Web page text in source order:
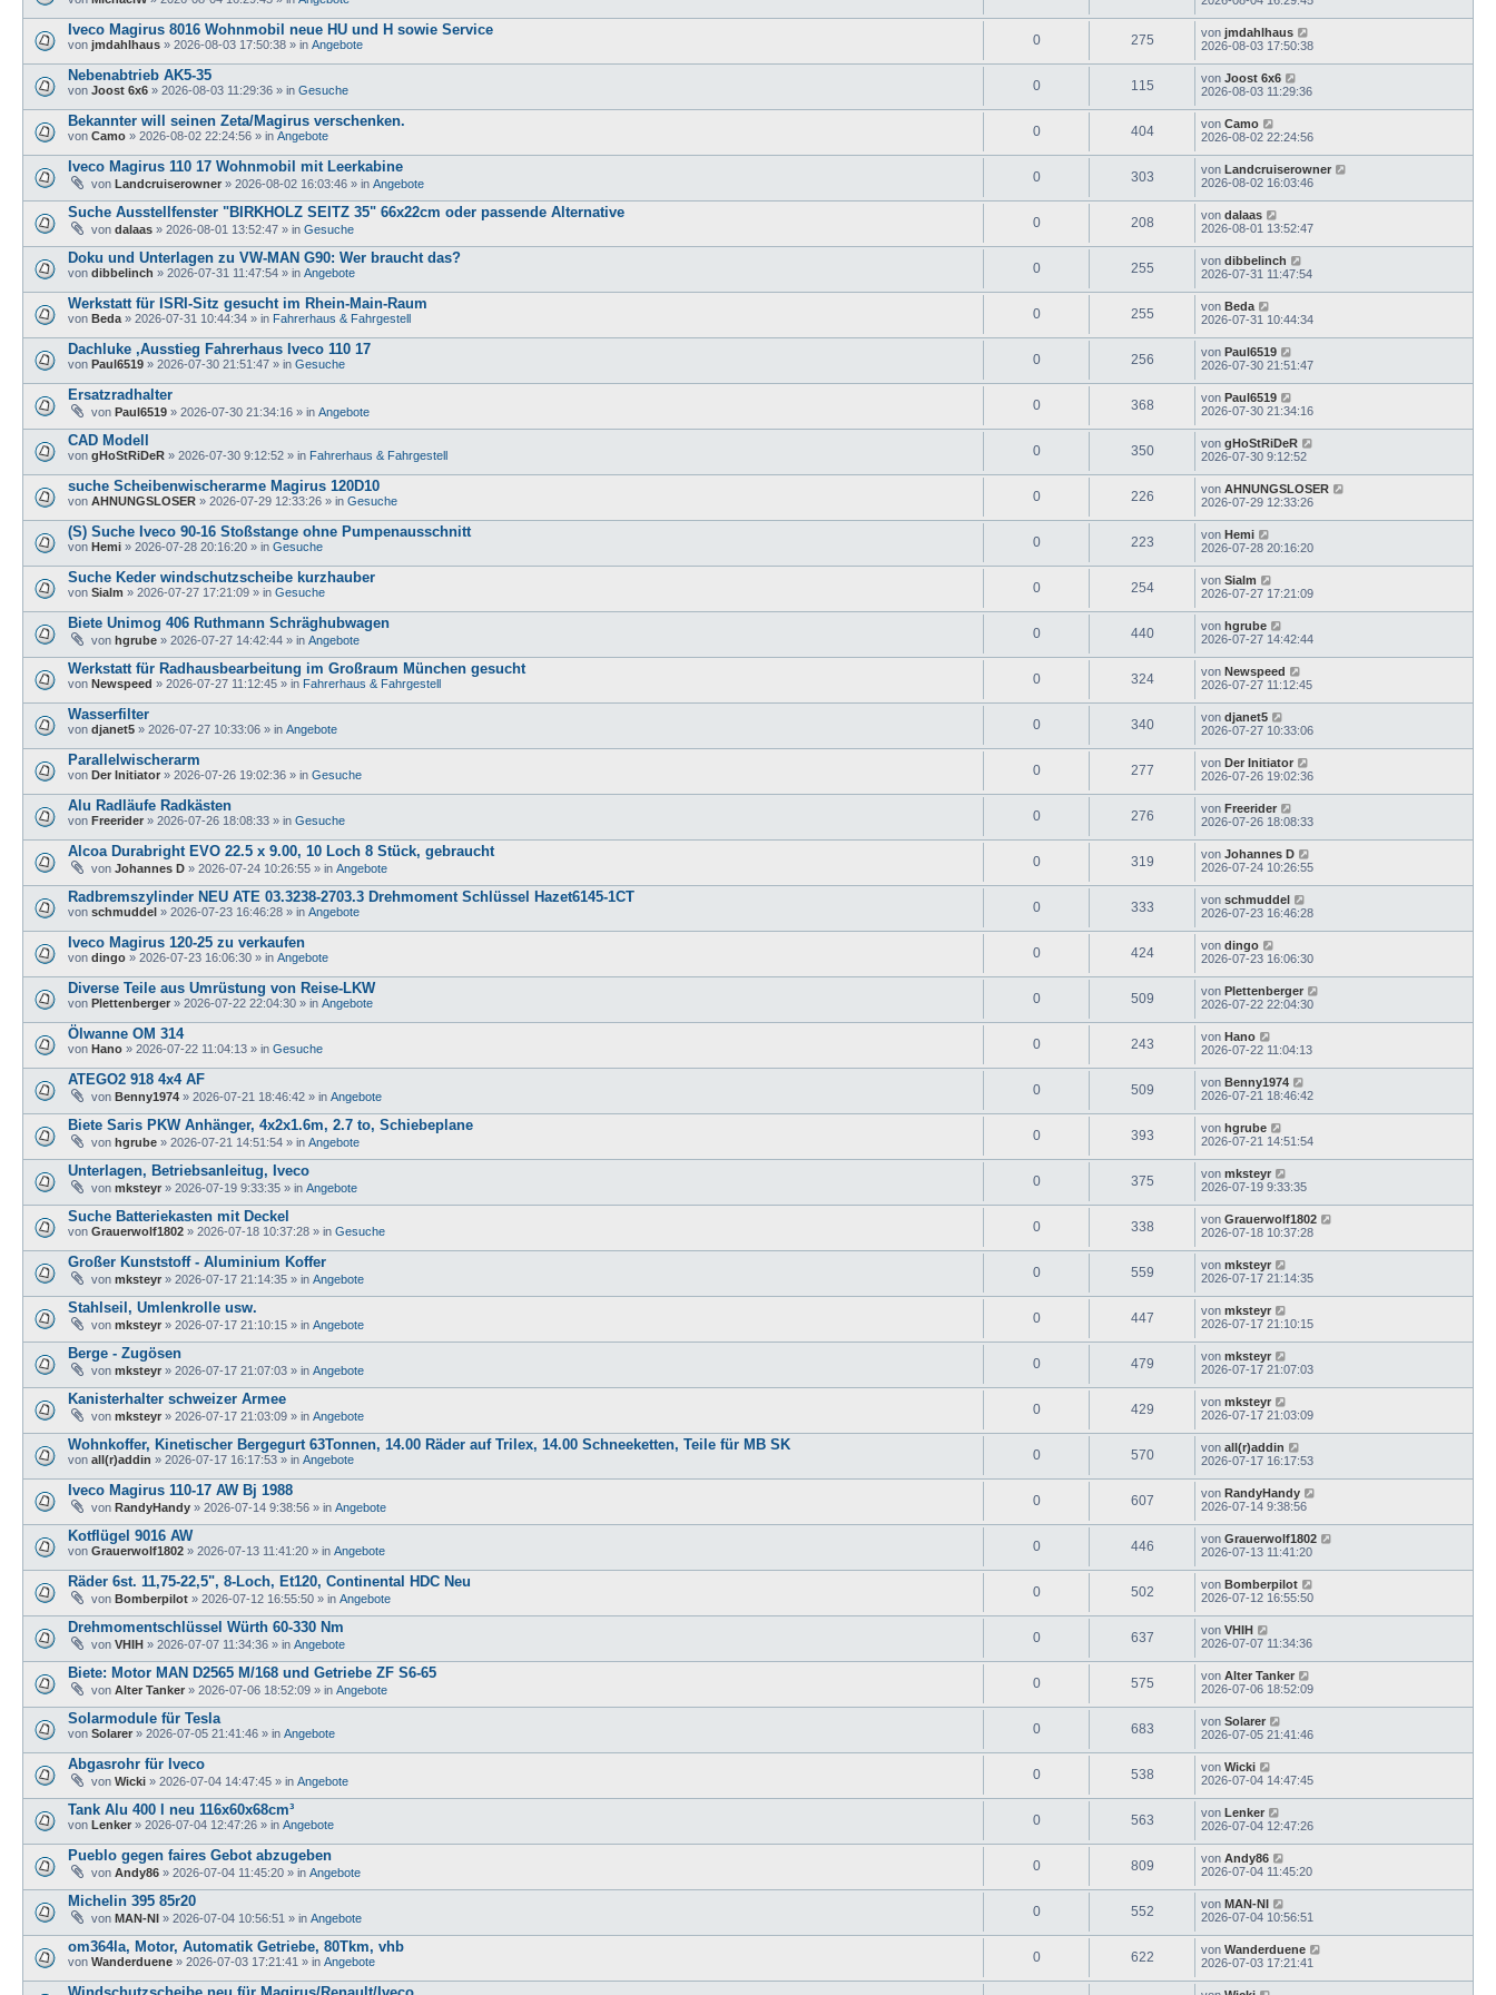
Iveco Magirus 8016 Wohnmobil neue HU und H sowie Service
von jmdahlhaus » 2026-08-03 17:50:38 » in Angebote 0 275 von jmdahlhaus
2026-08-03 17:50:38
Nebenabtrieb AK5-35
von Joost 6x6 » 2026-08-03 11:29:36 » in Gesuche 0 115 von Joost 6x6
2026-08-03 11:29:36
Bekannter will seinen Zeta/Magirus verschenken.
von Camo » 2026-08-02 22:24:56 » in Angebote 0 404 von Camo
2026-08-02 22:24:56
Iveco Magirus 110 17 Wohnmobil mit Leerkabine
von Landcruiserowner » 2026-08-02 16:03:46 » in Angebote 0 303 von Landcruiserowner
2026-08-02 16:03:46
Suche Ausstellfenster "BIRKHOLZ SEITZ 35" 66x22cm oder passende Alternative
von dalaas » 2026-08-01 13:52:47 » in Gesuche 0 208 von dalaas
2026-08-01 13:52:47
Doku und Unterlagen zu VW-MAN G90: Wer braucht das?
von dibbelinch » 2026-07-31 11:47:54 » in Angebote 0 255 von dibbelinch
2026-07-31 11:47:54
Werkstatt für ISRI-Sitz gesucht im Rhein-Main-Raum
von Beda » 2026-07-31 10:44:34 » in Fahrerhaus & Fahrgestell 0 255 von Beda
2026-07-31 10:44:34
Dachluke ,Ausstieg Fahrerhaus Iveco 110 17
von Paul6519 » 2026-07-30 21:51:47 » in Gesuche 0 256 von Paul6519
2026-07-30 21:51:47
Ersatzradhalter
von Paul6519 » 2026-07-30 21:34:16 » in Angebote 0 368 von Paul6519
2026-07-30 21:34:16
CAD Modell
von gHoStRiDeR » 2026-07-30 9:12:52 » in Fahrerhaus & Fahrgestell 0 350 von gHoStRiDeR
2026-07-30 9:12:52
suche Scheibenwischerarme Magirus 120D10
von AHNUNGSLOSER » 2026-07-29 12:33:26 » in Gesuche 0 226 von AHNUNGSLOSER
2026-07-29 12:33:26
(S) Suche Iveco 90-16 Stoßstange ohne Pumpenausschnitt
von Hemi » 2026-07-28 20:16:20 » in Gesuche 0 223 von Hemi
2026-07-28 20:16:20
Suche Keder windschutzscheibe kurzhauber
von Sialm » 2026-07-27 17:21:09 » in Gesuche 0 254 von Sialm
2026-07-27 17:21:09
Biete Unimog 406 Ruthmann Schräghubwagen
von hgrube » 2026-07-27 14:42:44 » in Angebote 0 440 von hgrube
2026-07-27 14:42:44
Werkstatt für Radhausbearbeitung im Großraum München gesucht
von Newspeed » 2026-07-27 11:12:45 » in Fahrerhaus & Fahrgestell 0 324 von Newspeed
2026-07-27 11:12:45
Wasserfilter
von djanet5 » 2026-07-27 10:33:06 » in Angebote 0 340 von djanet5
2026-07-27 10:33:06
Parallelwischerarm
von Der Initiator » 2026-07-26 19:02:36 » in Gesuche 0 277 von Der Initiator
2026-07-26 19:02:36
Alu Radläufe Radkästen
von Freerider » 2026-07-26 18:08:33 » in Gesuche 0 276 von Freerider
2026-07-26 18:08:33
Alcoa Durabright EVO 22.5 x 9.00, 10 Loch 8 Stück, gebraucht
von Johannes D » 2026-07-24 10:26:55 » in Angebote 0 319 von Johannes D
2026-07-24 10:26:55
Radbremszylinder NEU ATE 03.3238-2703.3 Drehmoment Schlüssel Hazet6145-1CT
von schmuddel » 2026-07-23 16:46:28 » in Angebote 0 333 von schmuddel
2026-07-23 16:46:28
Iveco Magirus 120-25 zu verkaufen
von dingo » 2026-07-23 16:06:30 » in Angebote 0 424 von dingo
2026-07-23 16:06:30
Diverse Teile aus Umrüstung von Reise-LKW
von Plettenberger » 2026-07-22 22:04:30 » in Angebote 0 509 von Plettenberger
2026-07-22 22:04:30
Ölwanne OM 314
von Hano » 2026-07-22 11:04:13 » in Gesuche 0 243 von Hano
2026-07-22 11:04:13
ATEGO2 918 4x4 AF
von Benny1974 » 2026-07-21 18:46:42 » in Angebote 0 509 von Benny1974
2026-07-21 18:46:42
Biete Saris PKW Anhänger, 4x2x1.6m, 2.7 to, Schiebeplane
von hgrube » 2026-07-21 14:51:54 » in Angebote 0 393 von hgrube
2026-07-21 14:51:54
Unterlagen, Betriebsanleitug, Iveco
von mksteyr » 2026-07-19 9:33:35 » in Angebote 0 375 von mksteyr
2026-07-19 9:33:35
Suche Batteriekasten mit Deckel
von Grauerwolf1802 » 2026-07-18 10:37:28 » in Gesuche 0 338 von Grauerwolf1802
2026-07-18 10:37:28
Großer Kunststoff - Aluminium Koffer
von mksteyr » 2026-07-17 21:14:35 » in Angebote 0 559 von mksteyr
2026-07-17 21:14:35
Stahlseil, Umlenkrolle usw.
von mksteyr » 2026-07-17 21:10:15 » in Angebote 0 447 von mksteyr
2026-07-17 21:10:15
Berge - Zugösen
von mksteyr » 2026-07-17 21:07:03 » in Angebote 0 479 von mksteyr
2026-07-17 21:07:03
Kanisterhalter schweizer Armee
von mksteyr » 2026-07-17 21:03:09 » in Angebote 0 429 von mksteyr
2026-07-17 21:03:09
Wohnkoffer, Kinetischer Bergegurt 63Tonnen, 14.00 Räder auf Trilex, 14.00 Schneeketten, Teile für MB SK
von all(r)addin » 2026-07-17 16:17:53 » in Angebote 0 570 von all(r)addin
2026-07-17 16:17:53
Iveco Magirus 110-17 AW Bj 1988
von RandyHandy » 2026-07-14 9:38:56 » in Angebote 0 607 von RandyHandy
2026-07-14 9:38:56
Kotflügel 9016 AW
von Grauerwolf1802 » 2026-07-13 11:41:20 » in Angebote 0 446 von Grauerwolf1802
2026-07-13 11:41:20
Räder 6st. 11,75-22,5", 8-Loch, Et120, Continental HDC Neu
von Bomberpilot » 2026-07-12 16:55:50 » in Angebote 0 502 von Bomberpilot
2026-07-12 16:55:50
Drehmomentschlüssel Würth 60-330 Nm
von VHIH » 2026-07-07 11:34:36 » in Angebote 0 637 von VHIH
2026-07-07 11:34:36
Biete: Motor MAN D2565 M/168 und Getriebe ZF S6-65
von Alter Tanker » 2026-07-06 18:52:09 » in Angebote 0 575 von Alter Tanker
2026-07-06 18:52:09
Solarmodule für Tesla
von Solarer » 2026-07-05 21:41:46 » in Angebote 0 683 von Solarer
2026-07-05 21:41:46
Abgasrohr für Iveco
von Wicki » 2026-07-04 14:47:45 » in Angebote 0 538 von Wicki
2026-07-04 14:47:45
Tank Alu 400 l neu 116x60x68cm³
von Lenker » 2026-07-04 12:47:26 » in Angebote 0 563 von Lenker
2026-07-04 12:47:26
Pueblo gegen faires Gebot abzugeben
von Andy86 » 2026-07-04 11:45:20 » in Angebote 0 809 von Andy86
2026-07-04 11:45:20
Michelin 395 85r20
von MAN-NI » 2026-07-04 10:56:51 » in Angebote 0 552 von MAN-NI
2026-07-04 10:56:51
om364la, Motor, Automatik Getriebe, 80Tkm, vhb
von Wanderduene » 2026-07-03 17:21:41 » in Angebote 0 622 von Wanderduene
2026-07-03 17:21:41
Windschutzscheibe neu für Magirus/Renault/Iveco